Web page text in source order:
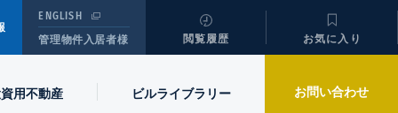
ENGLISH
管理物件入居者様
閲覧履歴 お気に入り
用不動産 ビルライブラリー お問い合わせ